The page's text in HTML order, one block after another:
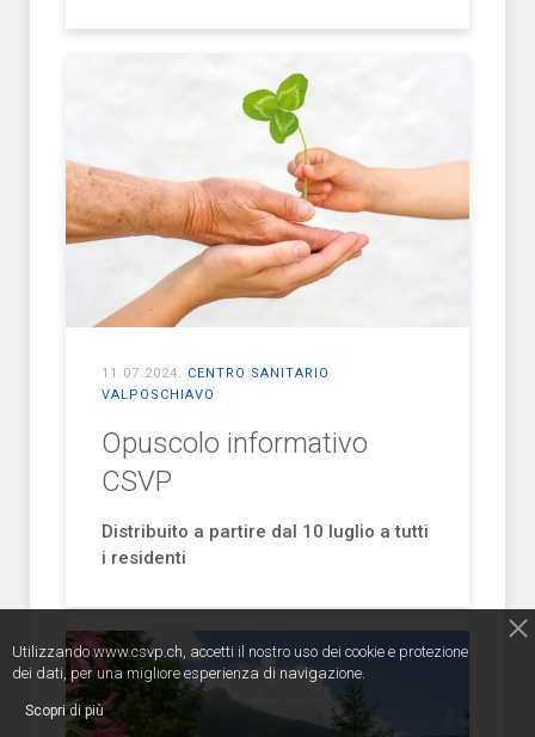
11.07.2024. CENTRO SANITARIO
VALPOSCHIAVO
Opuscolo informativo
CSVP
Distribuito a partire dal 10 luglio a tutti
i residenti
Utilizzando www.csvp.ch, accetti il nostro uso dei cookie e protezione
dei dati, per una migliore esperienza di navigazione.
Scopri di più